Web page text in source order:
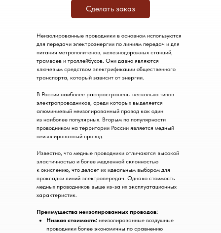
Неизолированные проводники в основном используются
для передачи электроэнергии по линиям передач и для
питания метрополитенов, железнодорожных станций,
трамваев и троллейбусов. Они давно являются
ключевым средством электрификации общественного
транспорта, который зависит от энергии.
В России наиболее распространены несколько типов
электропроводников, среди которых выделяется
алюминиевый неизолированный провод как один
из наиболее популярных. Вторым по популярности
проводником на территории России является медный
неизолированный провод.
Известно, что медные проводники отличаются высокой
эластичностью и более медленной склонностью
к окислению, что делает их идеальным выбором для
прокладки линий электропередач. Однако стоимость
медных проводников выше из-за их эксплуатационных
характеристик.
Преимущества неизолированных проводов:
Низкая стоимость: неизолированные воздушные
проводники более экономичны по сравнению
Сделать заказ